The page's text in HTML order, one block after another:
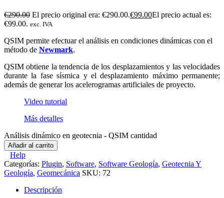
€290.00 El precio original era: €290.00.€99.00El precio actual es:
€99.00. exc. IVA
QSIM permite efectuar el análisis en condiciones dinámicas con el
método de Newmark.
QSIM obtiene la tendencia de los desplazamientos y las velocidades
durante la fase sísmica y el desplazamiento máximo permanente;
además de generar los acelerogramas artificiales de proyecto.
Video tutorial
Más detalles
Análisis dinámico en geotecnia - QSIM cantidad
Añadir al carrito
Help
Categorías: Plugin, Software, Software Geología, Geotecnia Y
Geología, Geomecánica SKU: 72
Descripción